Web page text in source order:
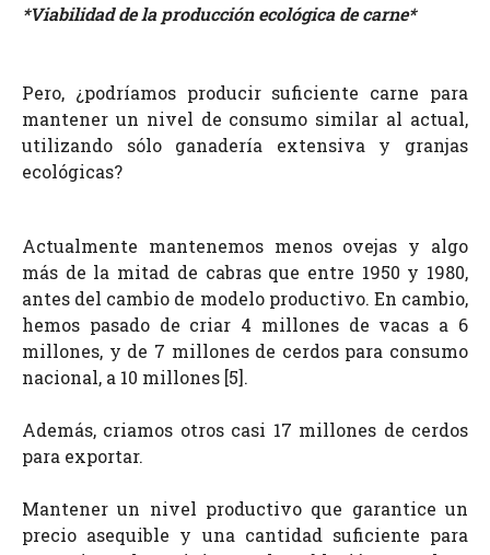
*Viabilidad de la producción ecológica de carne*
Pero, ¿podríamos producir suficiente carne para
mantener un nivel de consumo similar al actual,
utilizando sólo ganadería extensiva y granjas
ecológicas?
Actualmente mantenemos menos ovejas y algo
más de la mitad de cabras que entre 1950 y 1980,
antes del cambio de modelo productivo. En cambio,
hemos pasado de criar 4 millones de vacas a 6
millones, y de 7 millones de cerdos para consumo
nacional, a 10 millones [5].
Además, criamos otros casi 17 millones de cerdos
para exportar.
Mantener un nivel productivo que garantice un
precio asequible y una cantidad suficiente para